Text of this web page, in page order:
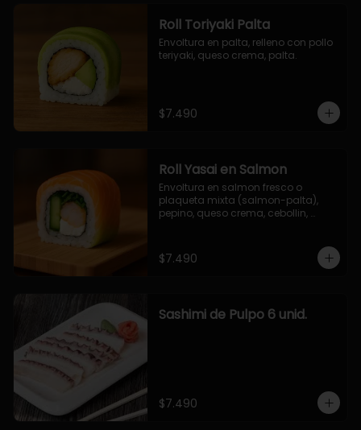
Roll Toriyaki Palta
Envoltura en palta, relleno con pollo
teriyaki, queso crema, palta.
$7.490
Roll Yasai en Salmon
Envoltura en salmon fresco o
plaqueta mixta (salmon-palta),
pepino, queso crema, cebollin,
$7.490
Sashimi de Pulpo 6 unid.
$7.490